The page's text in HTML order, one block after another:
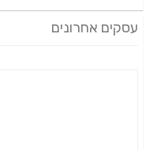
עסקים אחרונים